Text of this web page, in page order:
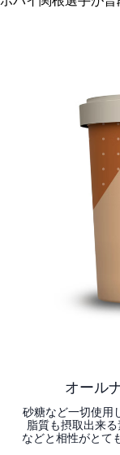
オール
砂糖など一切使用
脂質も摂取出来
などと相性がとて